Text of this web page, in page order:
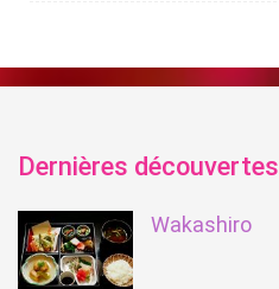
Dernières découvertes
Wakashiro